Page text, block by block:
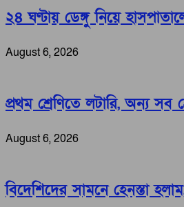
২৪ ঘণ্টায় ডেঙ্গু নিয়ে
August 6, 2026
প্রথম শ্রেণিতে লটারি, অন্য সব
August 6, 2026
বিদেশিদের সামনে হেনস্তা